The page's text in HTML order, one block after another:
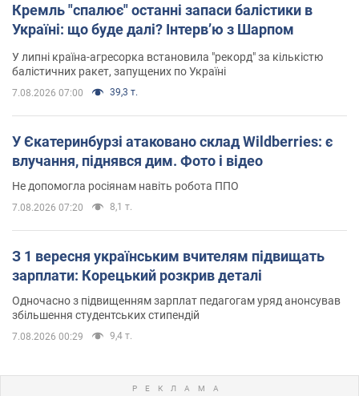
Кремль "спалює" останні запаси балістики в
Україні: що буде далі? Інтерв’ю з Шарпом
У липні країна-агресорка встановила "рекорд" за кількістю
балістичних ракет, запущених по Україні
7.08.2026 07:00 39,3 т.
У Єкатеринбурзі атаковано склад Wildberries: є
влучання, піднявся дим. Фото і відео
Не допомогла росіянам навіть робота ППО
7.08.2026 07:20 8,1 т.
З 1 вересня українським вчителям підвищать
зарплати: Корецький розкрив деталі
Одночасно з підвищенням зарплат педагогам уряд анонсував
збільшення студентських стипендій
7.08.2026 00:29 9,4 т.